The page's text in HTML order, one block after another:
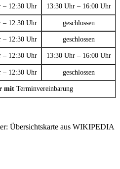
– 12:30 Uhr 13:30 Uhr – 16:00 Uhr
– 12:30 Uhr geschlossen
– 12:30 Uhr geschlossen
– 12:30 Uhr 13:30 Uhr – 16:00 Uhr
– 12:30 Uhr geschlossen
mit Terminvereinbarung